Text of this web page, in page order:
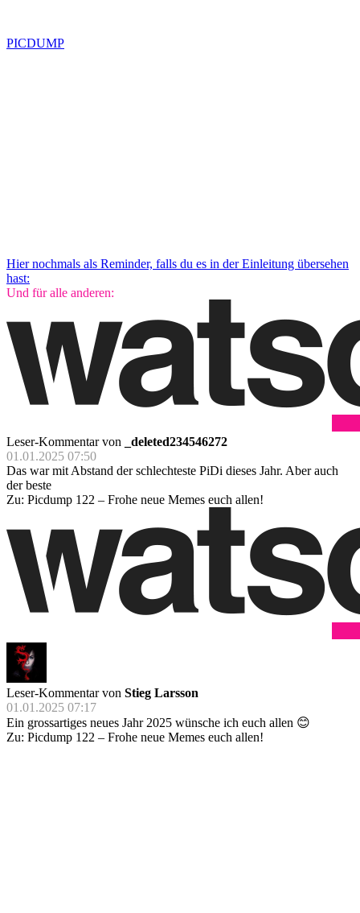
PICDUMP
Hier nochmals als Reminder, falls du es in der Einleitung übersehen
hast:
Und für alle anderen:
Leser-Kommentar von
_deleted234546272
01.01.2025 07:50
Das war mit Abstand der schlechteste PiDi dieses Jahr. Aber auch
der beste
Zu: Picdump 122 – Frohe neue Memes euch allen!
Leser-Kommentar von Stieg Larsson
01.01.2025 07:17
Ein grossartiges neues Jahr 2025 wünsche ich euch allen 😊
Zu: Picdump 122 – Frohe neue Memes euch allen!